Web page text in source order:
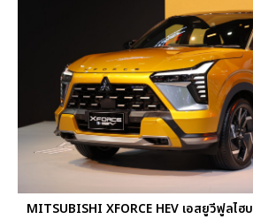
MITSUBISHI XFORCE HEV เอสยูวีฟูลไ